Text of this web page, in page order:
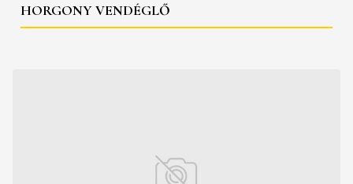
HORGONY VENDÉGLŐ